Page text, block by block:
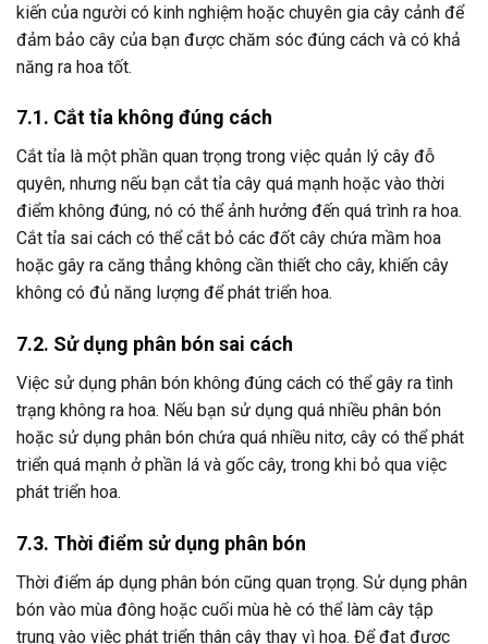
kiến của người có kinh nghiệm hoặc chuyên gia cây cảnh để
đảm bảo cây của bạn được chăm sóc đúng cách và có khả
năng ra hoa tốt.
7.1. Cắt tỉa không đúng cách
Cắt tỉa là một phần quan trọng trong việc quản lý cây đỗ
quyên, nhưng nếu bạn cắt tỉa cây quá mạnh hoặc vào thời
điểm không đúng, nó có thể ảnh hưởng đến quá trình ra hoa.
Cắt tỉa sai cách có thể cắt bỏ các đốt cây chứa mầm hoa
hoặc gây ra căng thẳng không cần thiết cho cây, khiến cây
không có đủ năng lượng để phát triển hoa.
7.2. Sử dụng phân bón sai cách
Việc sử dụng phân bón không đúng cách có thể gây ra tình
trạng không ra hoa. Nếu bạn sử dụng quá nhiều phân bón
hoặc sử dụng phân bón chứa quá nhiều nitơ, cây có thể phát
triển quá mạnh ở phần lá và gốc cây, trong khi bỏ qua việc
phát triển hoa.
7.3. Thời điểm sử dụng phân bón
Thời điểm áp dụng phân bón cũng quan trọng. Sử dụng phân
bón vào mùa đông hoặc cuối mùa hè có thể làm cây tập
trung vào việc phát triển thân cây thay vì hoa. Để đạt được